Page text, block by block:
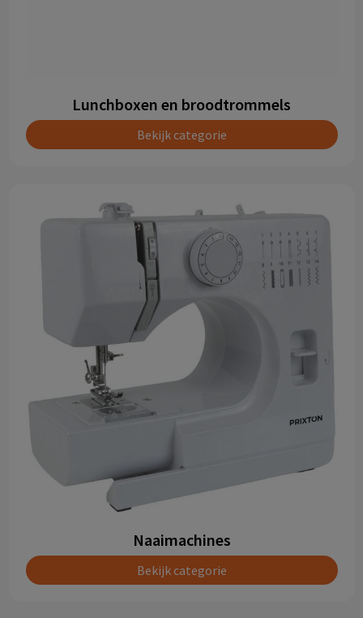
Lunchboxen en broodtrommels
Bekijk categorie
Naaimachines
Bekijk categorie